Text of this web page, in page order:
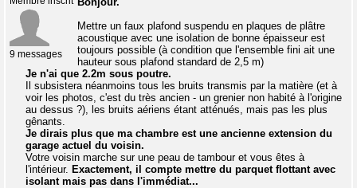
9 messages
Mettre un faux plafond suspendu en plaques de plâtre
acoustique avec une isolation de bonne épaisseur est
toujours possible (à condition que l'ensemble fini ait une
hauteur sous plafond standard de 2,5 m)
Je n'ai que 2.2m sous poutre.
Il subsistera néanmoins tous les bruits transmis par la matière (et à
voir les photos, c'est du très ancien - un grenier non habité à l'origine
au dessus ?), les bruits aériens étant atténués, mais pas les plus
gênants.
Je dirais plus que ma chambre est une ancienne extension du
garage actuel du voisin.
Votre voisin marche sur une peau de tambour et vous êtes à
l'intérieur. Exactement, il compte mettre du parquet flottant avec
isolant mais pas dans l'immédiat...